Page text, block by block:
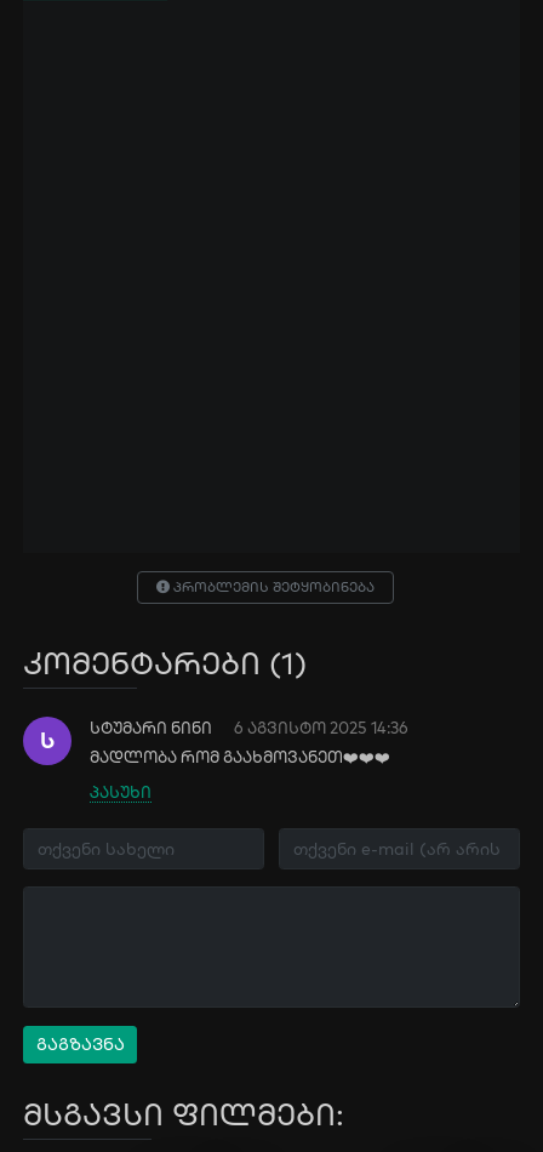
პრობლემის შეტყობინება
კომენტარები (1)
Ს სტუმარი ნინი
6 აგვისტო 2025 14:36
მადლობა რომ გაახმოვანეთ❤️❤️❤️
პასუხი
გაგზავნა
მსგავსი ფილმები: